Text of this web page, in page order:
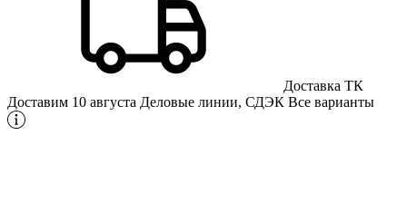
Доставка ТК
Доставим 10 августа Деловые линии, СДЭК Все варианты